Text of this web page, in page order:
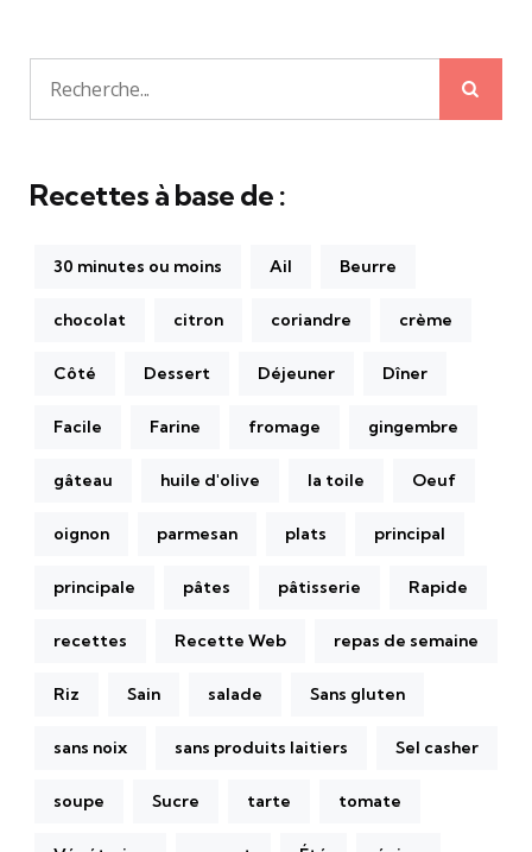
Recherche
pour:
Recettes à base de :
30 minutes ou moins Ail Beurre
chocolat citron coriandre crème
Côté Dessert Déjeuner Dîner
Facile Farine fromage gingembre
gâteau huile d'olive la toile Oeuf
oignon parmesan plats principal
principale pâtes pâtisserie Rapide
recettes Recette Web repas de semaine
Riz Sain salade Sans gluten
sans noix sans produits laitiers Sel casher
soupe Sucre tarte tomate